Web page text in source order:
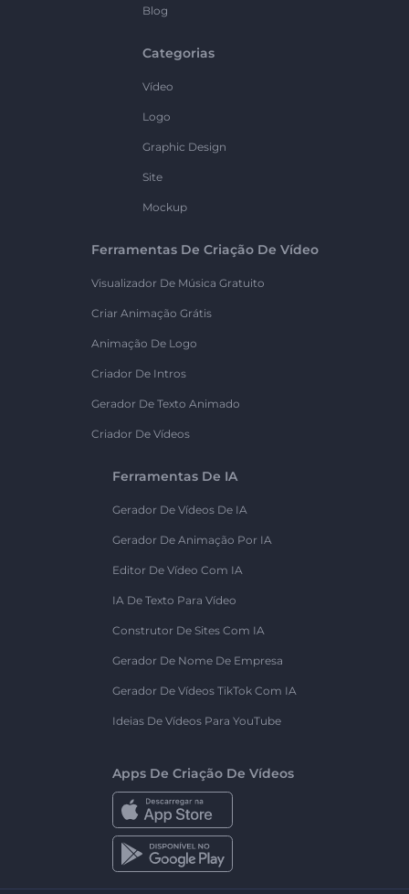
Blog
Categorias
Vídeo
Logo
Graphic Design
Site
Mockup
Ferramentas De Criação De Vídeo
Visualizador De Música Gratuito
Criar Animação Grátis
Animação De Logo
Criador De Intros
Gerador De Texto Animado
Criador De Vídeos
Ferramentas De IA
Gerador De Vídeos De IA
Gerador De Animação Por IA
Editor De Vídeo Com IA
IA De Texto Para Vídeo
Construtor De Sites Com IA
Gerador De Nome De Empresa
Gerador De Vídeos TikTok Com IA
Ideias De Vídeos Para YouTube
Apps De Criação De Vídeos